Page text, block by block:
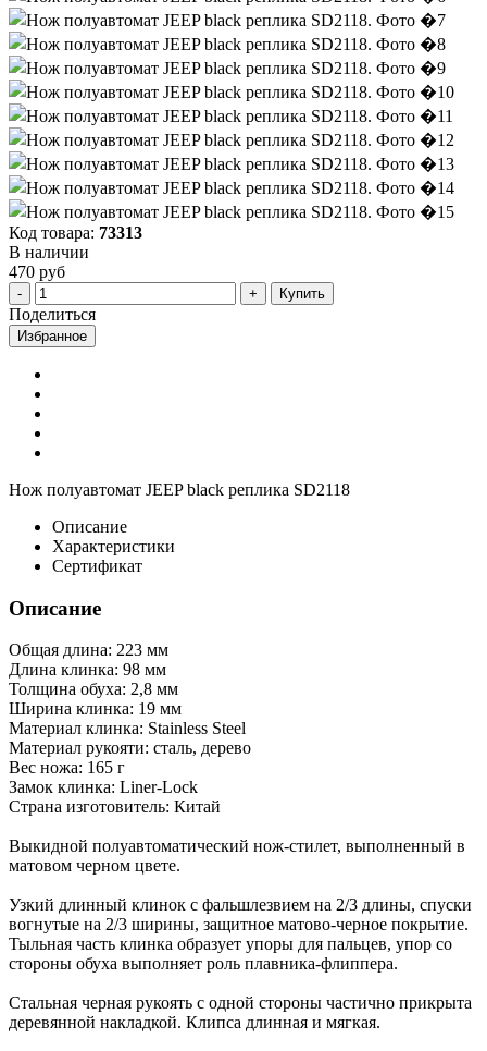
Код товара: 73313
В наличии
470 руб
Купить
Поделиться
Избранное
Нож полуавтомат JEEP black реплика SD2118
Описание
Характеристики
Сертификат
Описание
Общая длина: 223 мм
Длина клинка: 98 мм
Толщина обуха: 2,8 мм
Ширина клинка: 19 мм
Материал клинка: Stainless Steel
Материал рукояти: сталь, дерево
Вес ножа: 165 г
Замок клинка: Liner-Lock
Страна изготовитель: Китай
Выкидной полуавтоматический нож-стилет, выполненный в
матовом черном цвете.
Узкий длинный клинок с фальшлезвием на 2/3 длины, спуски
вогнутые на 2/3 ширины, защитное матово-черное покрытие.
Тыльная часть клинка образует упоры для пальцев, упор со
стороны обуха выполняет роль плавника-флиппера.
Стальная черная рукоять с одной стороны частично прикрыта
деревянной накладкой. Клипса длинная и мягкая.